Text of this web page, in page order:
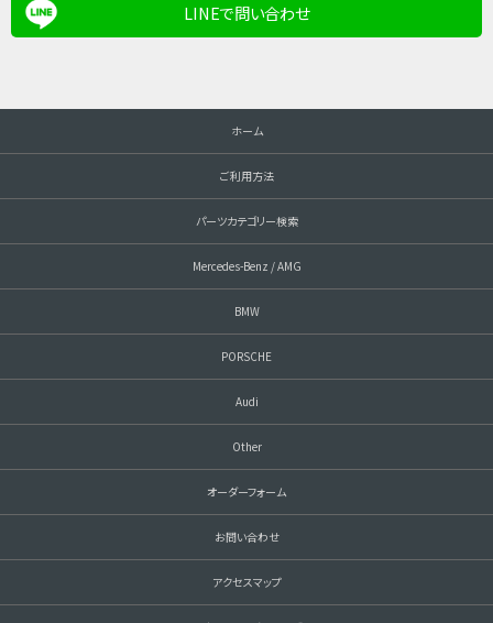
LINEで問い合わせ
ホーム
ご利用方法
パーツカテゴリー検索
Mercedes-Benz / AMG
BMW
PORSCHE
Audi
Other
オーダーフォーム
お問い合わせ
アクセスマップ